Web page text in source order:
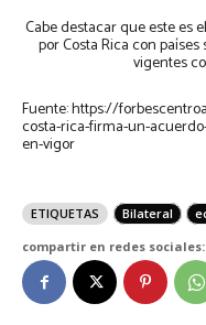
Cabe destacar que este es
por Costa Rica con
vigentes
Fuente: https://
costa-rica-firma-un-
en-vigor
ETIQUETAS Bilateral
compartir en redes sociales: